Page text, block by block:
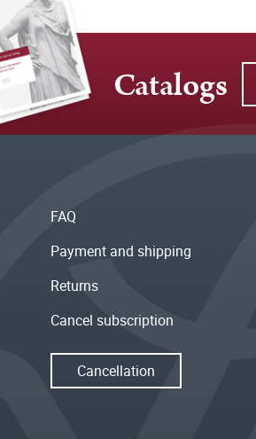
Catalogs
FAQ
Payment and shipping
Returns
Cancel subscription
Cancellation